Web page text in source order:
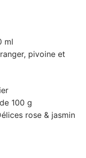
ml
pivoine et
100 g
rose & jasmin